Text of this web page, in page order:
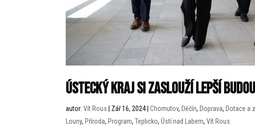
ÚSTECKÝ KRAJ SI ZASLOUŽÍ LEPŠÍ
autor:Vít Rous Zář 16, 2024|Chomutov, Děčín, Doprava, Dotace a
Louny, Příroda, Program,Teplicko,Ústí nad Labem,Vít Rous